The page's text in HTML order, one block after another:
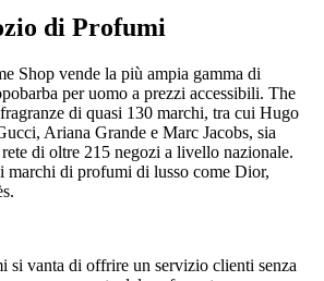
di Profumi
Shop vende la più ampia gamma di
per uomo a prezzi accessibili. The
di quasi 130 marchi, tra cui Hugo
Ariana Grande e Marc Jacobs, sia
di oltre 215 negozi a livello nazionale.
marchi di profumi di lusso come Dior,
si vanta di offrire un servizio clienti senza